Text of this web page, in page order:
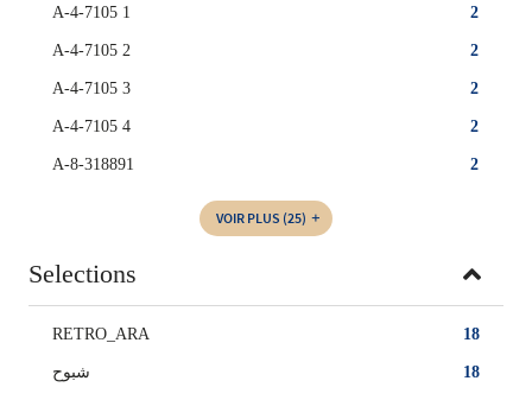
2
A-4-7105 1
2
A-4-7105 2
2
A-4-7105 3
2
A-4-7105 4
2
A-8-318891
VOIR PLUS (25)
Selections
18
RETRO_ARA
18 شبوح